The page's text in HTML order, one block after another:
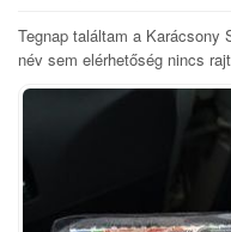
Tegnap találtam a Karácsony
név sem elérhetőség nincs